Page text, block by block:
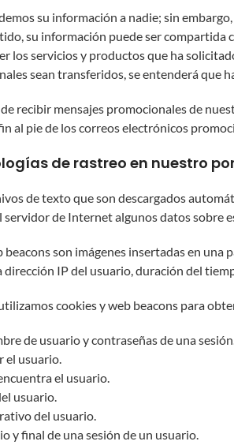
su información a nadie; sin
su información puede ser
los servicios y productos que ha
sean transferidos, se entenderá que
recibir mensajes promocionales de
al pie de los correos electrónicos
de rastreo en nuestro
de texto que son descargados
de Internet algunos datos sobre
beacons son imágenes insertadas en
IP del usuario, duración del
cookies y web beacons para
de usuario y contraseñas de una
el usuario.
el usuario.
usuario.
del usuario.
y final de una sesión de un usuario.